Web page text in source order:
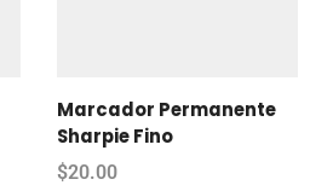
Marcador Permanente
Sharpie Fino
$20.00